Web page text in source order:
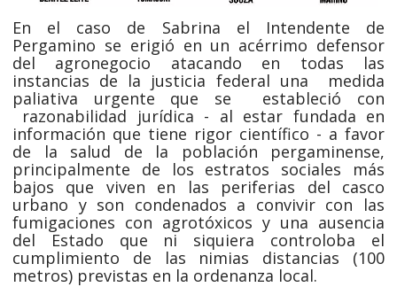
En el caso de Sabrina el Intendente de
Pergamino se erigió en un acérrimo defensor
del agronegocio atacando en todas las
instancias de la justicia federal una medida
paliativa urgente que se estableció con
razonabilidad jurídica - al estar fundada en
información que tiene rigor científico - a favor
de la salud de la población pergaminense,
principalmente de los estratos sociales más
bajos que viven en las periferias del casco
urbano y son condenados a convivir con las
fumigaciones con agrotóxicos y una ausencia
del Estado que ni siquiera controloba el
cumplimiento de las nimias distancias (100
metros) previstas en la ordenanza local.